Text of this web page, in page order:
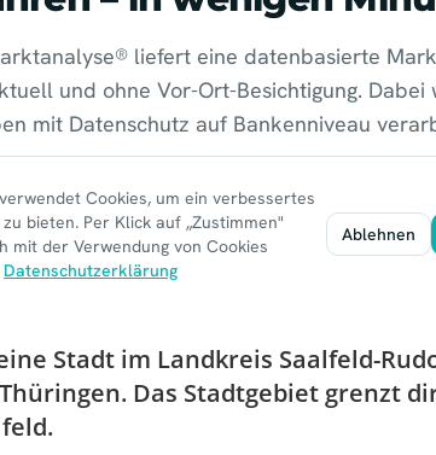
Stadt im Landkreis Saalfeld-
Das Stadtgebiet grenzt